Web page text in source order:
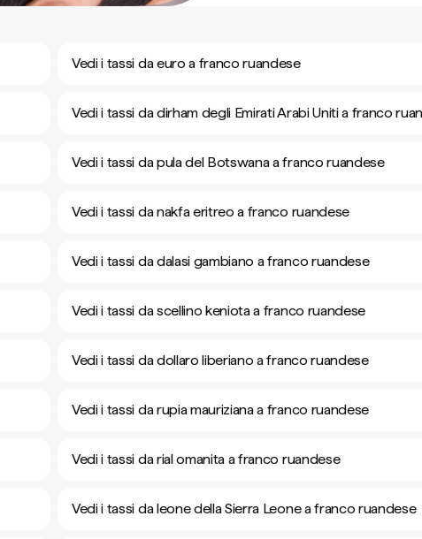
Vedi i tassi da euro a franco ruandese
Vedi i tassi da dirham degli Emirati Arabi Uniti a franco
Vedi i tassi da pula del Botswana a franco ruandese
Vedi i tassi da nakfa eritreo a franco ruandese
Vedi i tassi da dalasi gambiano a franco ruandese
Vedi i tassi da scellino keniota a franco ruandese
Vedi i tassi da dollaro liberiano a franco ruandese
Vedi i tassi da rupia mauriziana a franco ruandese
Vedi i tassi da rial omanita a franco ruandese
Vedi i tassi da leone della Sierra Leone a franco ruandese